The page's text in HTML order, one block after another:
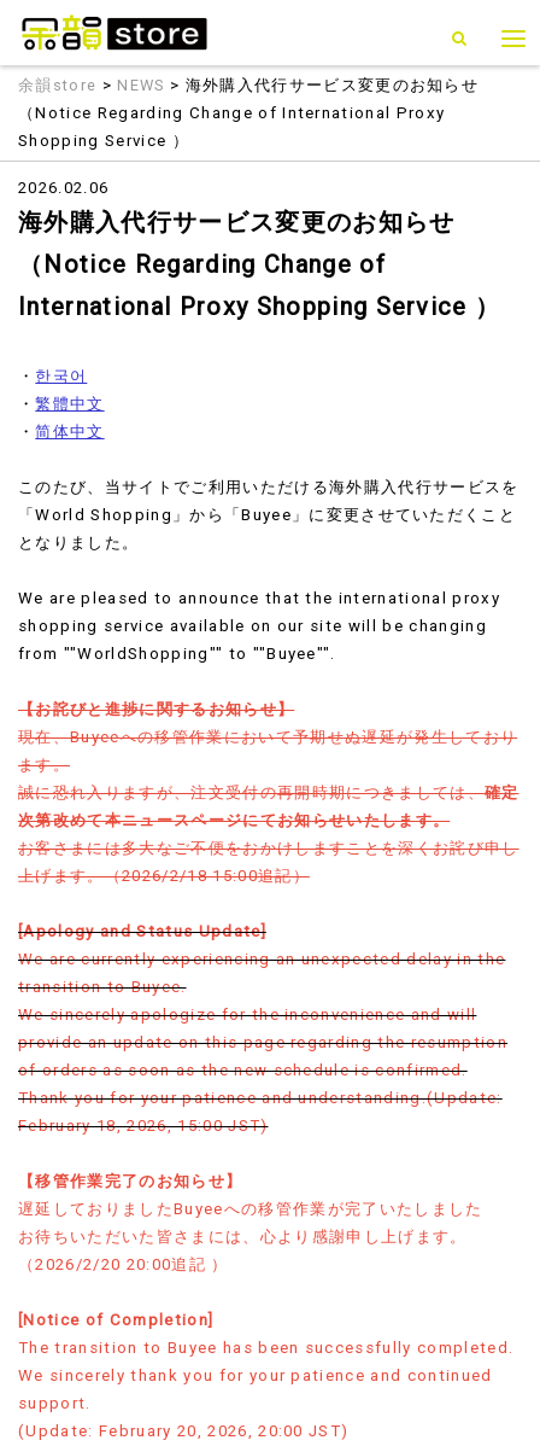
余韻store > NEWS > 海外購入代行サービス変更のお知らせ
（Notice Regarding Change of International Proxy
Shopping Service ）
2026.02.06
海外購入代行サービス変更のお知らせ
（Notice Regarding Change of
International Proxy Shopping Service ）
・ 한국어
・繁體中文
・简体中文
このたび、当サイトでご利用いただける海外購入代行サービスを
「World Shopping」から「Buyee」に変更させていただくこと
となりました。
We are pleased to announce that the international proxy
shopping service available on our site will be changing
from ""WorldShopping"" to ""Buyee"".
【お詫びと進捗に関するお知らせ】
現在、Buyeeへの移管作業において予期せぬ遅延が発生しており
ます。
誠に恐れ入りますが、注文受付の再開時期につきましては、確定
次第改めて本ニュースページにてお知らせいたします。
お客さまには多大なご不便をおかけしますことを深くお詫び申し
上げます。（2026/2/18 15:00追記）
[Apology and Status Update]
We are currently experiencing an unexpected delay in the
transition to Buyee.
We sincerely apologize for the inconvenience and will
provide an update on this page regarding the resumption
of orders as soon as the new schedule is confirmed.
Thank you for your patience and understanding.(Update:
February 18, 2026, 15:00 JST)
【移管作業完了のお知らせ】
遅延しておりましたBuyeeへの移管作業が完了いたしました
お待ちいただいた皆さまには、心より感謝申し上げます。
（2026/2/20 20:00追記 ）
[Notice of Completion]
The transition to Buyee has been successfully completed.
We sincerely thank you for your patience and continued
support.
(Update: February 20, 2026, 20:00 JST)